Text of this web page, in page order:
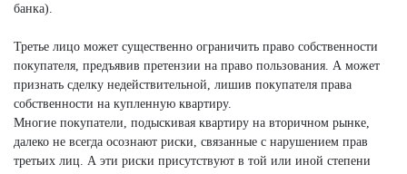
банка).
Третье лицо может существенно ограничить право собственности
покупателя, предъявив претензии на право пользования. А может
признать сделку недействительной, лишив покупателя права
собственности на купленную квартиру.
Многие покупатели, подыскивая квартиру на вторичном рынке,
далеко не всегда осознают риски, связанные с нарушением прав
третьих лиц. А эти риски присутствуют в той или иной степени